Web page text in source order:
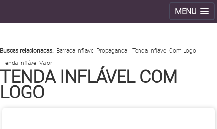
MENU
Buscas relacionadas: Barraca Inflavel Propaganda
Tenda Inflável Com Logo
Tenda Inflável Valor
TENDA INFLÁVEL COM
LOGO